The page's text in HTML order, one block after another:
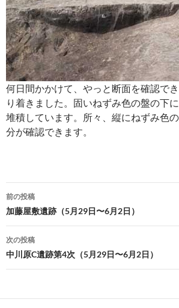
何日間かかけて、やっと断面を確認で
り着きました。固いねずみ色の盤の下
堆積しています。所々、縦にねずみ色
分が確認できます。
投
稿
ナ
ビ
ゲ
ー
前の投稿
加藤屋敷遺跡（5月29日〜6月2日）
次の投稿
中川原C遺跡第4次（5月29日〜6月2日）